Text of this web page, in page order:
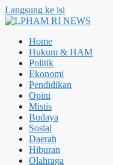
Langsung ke isi
Home
Hukum & HAM
Politik
Ekonomi
Pendidikan
Opini
Mistis
Budaya
Sosial
Daerah
Hiburan
Olahraga